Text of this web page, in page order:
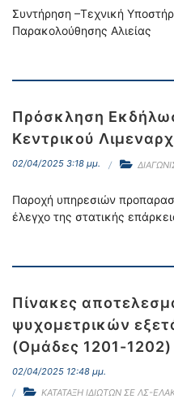
Συντήρηση –Τεχνική
Παρακολούθησης Αλιείας
Πρόσκληση
Κεντρικού
02/04/2025 3:18 μμ.
Παροχή υπηρεσιών
έλεγχο της στατικής
Πίνακες
ψυχομετρικών
(Ομάδες 1201-1202)
02/04/2025 12:48 μμ.
ΚΑΤΑΤΑΞΗ ΙΔΙΩΤΩΝ ΣΕ ΛΣ-